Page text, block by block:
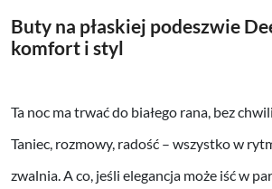
Buty na płaskiej podeszwie
komfort i styl
Ta noc ma trwać do białego rana, bez
Taniec, rozmowy, radość – wszystko w
zwalnia. A co, jeśli elegancja może iść w